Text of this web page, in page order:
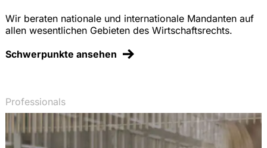
Wir beraten nationale und internationale Mandanten auf
allen wesentlichen Gebieten des Wirtschaftsrechts.
Schwerpunkte ansehen
Professionals